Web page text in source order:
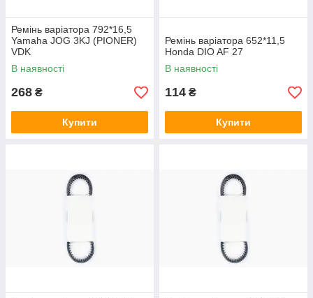
Ремінь варіатора 792*16,5
Yamaha JOG 3KJ (PIONER)
VDK
В наявності
268 ₴
Купити
Ремінь варіатора 652*11,5
Honda DIO AF 27
В наявності
114 ₴
Купити